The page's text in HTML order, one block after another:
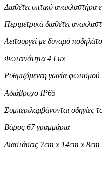
Διαθέτει οπτικό
Περιμετρικά διαθέτει
Λειτουργεί με δυναμό
Φωτεινότητα 4 Lux
Ρυθμιζόμενεη γωνία φωτισμού
Αδιάβροχο IP65
Συμπεριλαμβάνονται οδηγίες
Βάρος 67 γραμμάρια
Διαστάσεις 7cm x 14cm x 8cm